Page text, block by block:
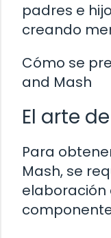
padres e
creando
Cómo se
and Mash
El arte
Para
Mash, se
elaboración